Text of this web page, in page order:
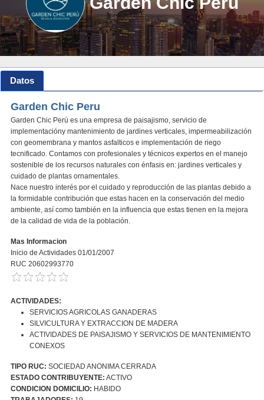
Datos
Garden Chic Peru
Garden Chic Perú es una empresa de paisajismo, servicio de
implementacióny mantenimiento de jardines verticales, impermeabilización
con geomembrana y mantos asfalticos e implementación de riego
tecnificado. Contamos con profesionales y técnicos expertos en el manejo
sostenible de los recursos naturales con énfasis en: jardines verticales y
cuidado de plantas ornamentales.
Nace nuestro interés por el cuidado y reproducción de las plantas debido a
la formidable contribución que estas hacen en la conservación del medio
ambiente, así como también en la influencia que estas tienen en la mejora
de la calidad de vida de la población.
Mas Informacion
Inicio de Actividades 01/01/2007
RUC 20602993770
ACTIVIDADES:
SERVICIOS AGRICOLAS GANADERAS
SILVICULTURA Y EXTRACCION DE MADERA
ACTIVIDADES DE PAISAJISMO Y SERVICIOS DE MANTENIMIENTO
CONEXOS
TIPO RUC: SOCIEDAD ANONIMA CERRADA
ESTADO CONTRIBUYENTE: ACTIVO
CONDICION DOMICILIO: HABIDO